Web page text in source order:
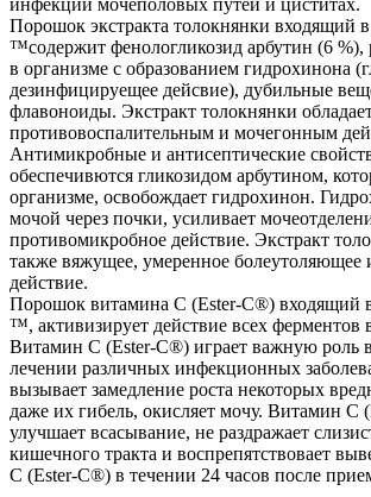
инфекции мочеполовых путей и циститах.
Порошок экстракта толокнянки входящий
™содержит фенологликозид арбутин (6
в организме с образованием гидрохинона
дезинфицируещее дейсвие), дубильные
флавоноиды. Экстракт толокнянки
противовоспалительным и мочегонным
Антимикробные и антисептические
обеспечивются гликозидом арбутином,
организме, освобождает гидрохинон.
мочой через почки, усиливает
противомикробное действие. Экстракт
также вяжущее, умеренное болеутоляющее
действие.
Порошок витамина С (Ester-C®) входящий
™, активизирует действие всех ферментов
Витамин С (Ester-C®) играет важную роль
лечении различных инфекционных
вызывает замедление роста некоторых
даже их гибель, окисляет мочу. Витамин С
улучшает всасывание, не раздражает
кишечного тракта и воспрепятствовает
С (Ester-C®) в течении 24 часов после